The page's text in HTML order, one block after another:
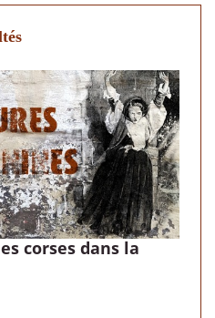
corses dans la